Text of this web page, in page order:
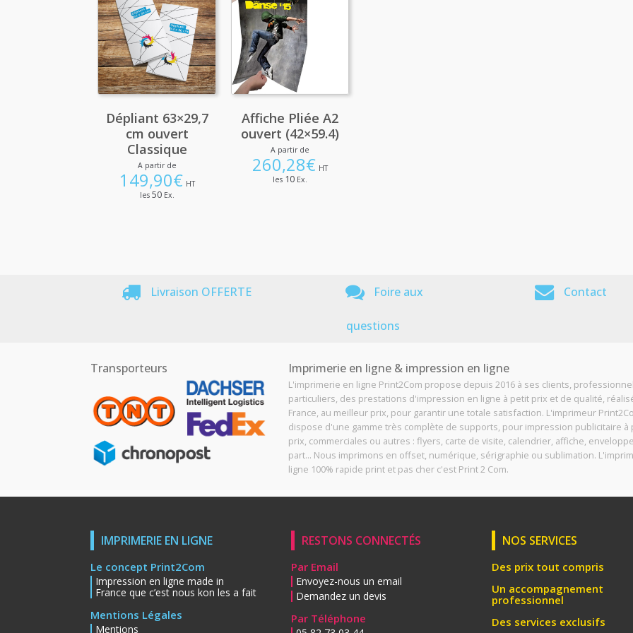
Dépliant 63×29,7
cm ouvert
Classique
A partir de
149,90€ HT
les 50Ex.
Affiche Pliée A2
ouvert (42×59.4)
A partir de
260,28€ HT
les 10Ex.
Livraison OFFERTE Foire aux
questions
Contact
Transporteurs Imprimerie en ligne & impression en ligne
L'imprimerie en ligne Print2Com propose depuis 2016 à ses clients,
particuliers, des prestations d'impression en ligne à petit prix et de qualité,
France, au meilleur prix, pour garantir une totale satisfaction. L'imprimeur
dispose d'une gamme très complète de supports, pour impression publicitaire à
prix, commerciales ou autres : flyers, carte de visite, calendrier, affiche,
part... Nous imprimons en offset, numérique, sérigraphie ou sublimation.
ligne 100% rapide print et pas cher c'est Print 2 Com.
IMPRIMERIE EN LIGNE
Le concept Print2Com
Impression en ligne made in
France que c’est nous kon les a fait
Mentions Légales
Mentions
RESTONS CONNECTÉS
Par Email
Envoyez-nous un email
Demandez un devis
Par Téléphone
NOS SERVICES
Des prix tout compris
Un accompagnement
professionnel
Des services exclusifs